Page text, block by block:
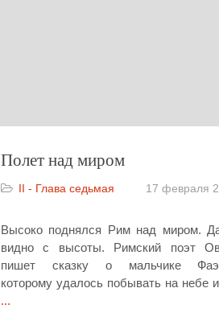
Полет над миром
II - Глава седьмая 17 февраля
Высоко поднялся Рим над миром.
видно с высоты. Римский поэт
пишет сказку о мальчике
которому удалось побывать на небе
...